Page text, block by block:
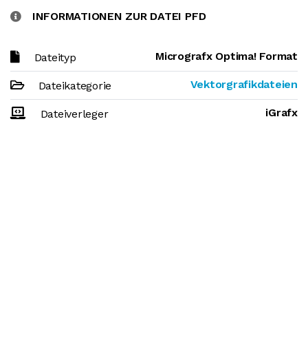
INFORMATIONEN ZUR DATEI PFD
Dateityp Micrografx Optima! Format
Dateikategorie Vektorgrafikdateien
Dateiverleger iGrafx